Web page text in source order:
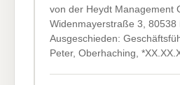
von der Heydt Management
Widenmayerstraße 3, 80538
Ausgeschieden:
Peter, Oberhaching,